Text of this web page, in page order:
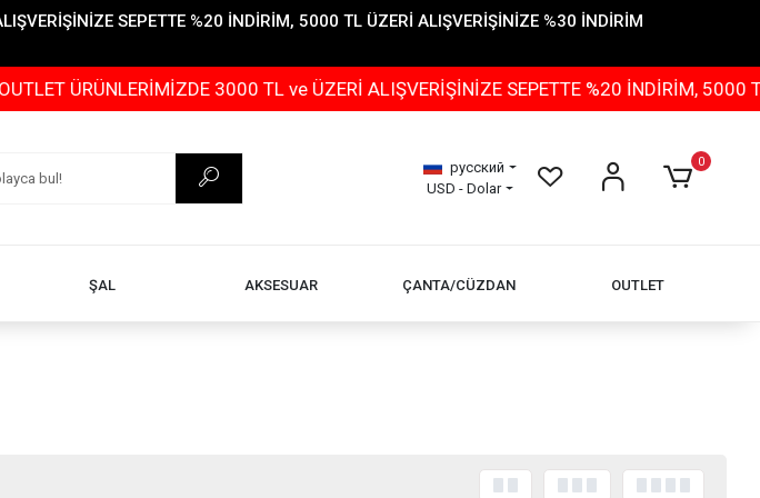
SEPETTE %20 İNDİRİM, 5000 TL ÜZERİ ALIŞVERİŞİNİZE %30 İNDİRİM
ÜRÜNLERİMİZDE 3000 TL ve ÜZERİ ALIŞVERİŞİNİZE SEPETTE %20 İNDİRİM, 5000 TL
русский
USD - Dolar
0
ŞAL AKSESUAR ÇANTA/CÜZDAN OUTLET